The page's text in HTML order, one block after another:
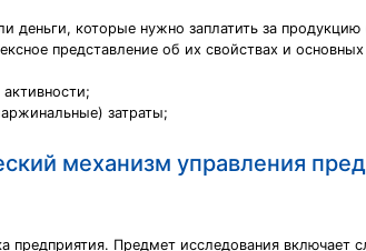
деньги, которые нужно заплатить за
представление об их свойствах и
затраты;
механизм управления
предприятия. Предмет исследования